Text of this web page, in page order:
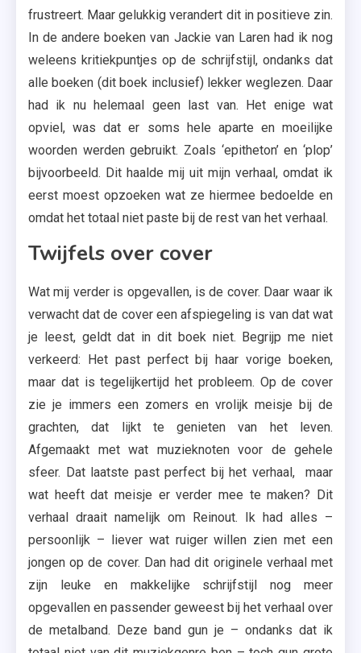
frustreert. Maar gelukkig verandert dit in positieve zin.
In de andere boeken van Jackie van Laren had ik nog
weleens kritiekpuntjes op de schrijfstijl, ondanks dat
alle boeken (dit boek inclusief) lekker weglezen. Daar
had ik nu helemaal geen last van. Het enige wat
opviel, was dat er soms hele aparte en moeilijke
woorden werden gebruikt. Zoals ‘epitheton’ en ‘plop’
bijvoorbeeld. Dit haalde mij uit mijn verhaal, omdat ik
eerst moest opzoeken wat ze hiermee bedoelde en
omdat het totaal niet paste bij de rest van het verhaal.
Twijfels over cover
Wat mij verder is opgevallen, is de cover. Daar waar ik
verwacht dat de cover een afspiegeling is van dat wat
je leest, geldt dat in dit boek niet. Begrijp me niet
verkeerd: Het past perfect bij haar vorige boeken,
maar dat is tegelijkertijd het probleem. Op de cover
zie je immers een zomers en vrolijk meisje bij de
grachten, dat lijkt te genieten van het leven.
Afgemaakt met wat muzieknoten voor de gehele
sfeer. Dat laatste past perfect bij het verhaal, maar
wat heeft dat meisje er verder mee te maken? Dit
verhaal draait namelijk om Reinout. Ik had alles –
persoonlijk – liever wat ruiger willen zien met een
jongen op de cover. Dan had dit originele verhaal met
zijn leuke en makkelijke schrijfstijl nog meer
opgevallen en passender geweest bij het verhaal over
de metalband. Deze band gun je – ondanks dat ik